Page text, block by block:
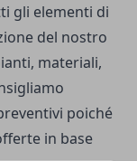
gli elementi di
del nostro
materiali,
poiché
in base